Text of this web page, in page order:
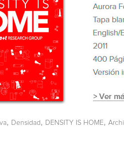
, Densidad, DENSITY IS HOME,